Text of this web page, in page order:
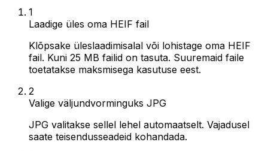
1
Laadige üles oma HEIF fail
Klõpsake üleslaadimisalal või lohistage oma HEIF
fail. Kuni 25 MB failid on tasuta. Suuremaid faile
toetatakse maksmisega kasutuse eest.
2
Valige väljundvorminguks JPG
JPG valitakse sellel lehel automaatselt. Vajadusel
saate teisendusseadeid kohandada.